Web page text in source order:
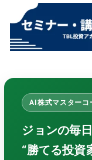
AI株式マスターコ
ジョンの毎
“勝てる投資